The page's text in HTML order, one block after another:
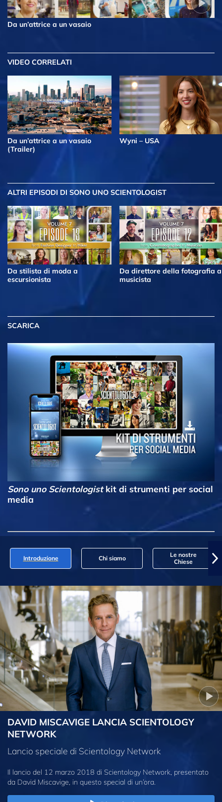
Da un’attrice a un vasaio
VIDEO CORRELATI
Da un’attrice a un vasaio
(Trailer)
Wyni – USA
ALTRI EPISODI DI SONO UNO SCIENTOLOGIST
Da stilista di moda a
escursionista
Da direttore della fotografia a
musicista
SCARICA
Sono uno Scientologistkit di strumenti per social
media
Introduzione Chi siamo
Le nostre
Chiese
DAVID MISCAVIGE LANCIA SCIENTOLOGY
NETWORK
Lancio speciale di Scientology Network
Il lancio del 12 marzo 2018 di Scientology Network, presentato
da David Miscavige, in questo special di un’ora.